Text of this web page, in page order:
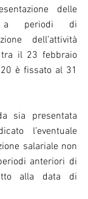
delle
a periodi di
dell’attività
tra il 23 febbraio
è fissato al 31
sia presentata
l’eventuale
salariale non
anteriori di
alla data di